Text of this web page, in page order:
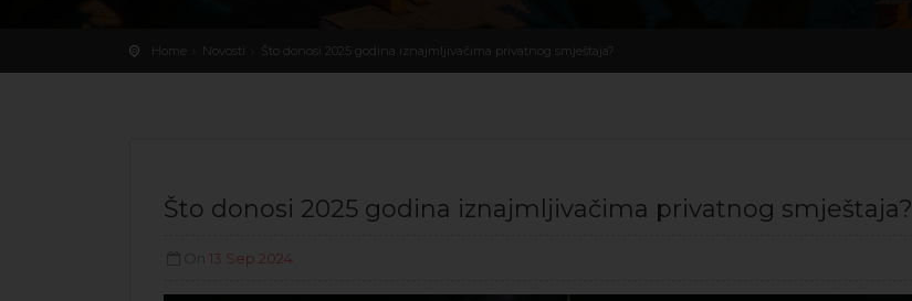
Home Novosti Što donosi 2025 godina iznajmljivačima privatnog smještaja?
Što donosi 2025 godina iznajmljivačima privatnog smještaja?
On13 Sep 2024